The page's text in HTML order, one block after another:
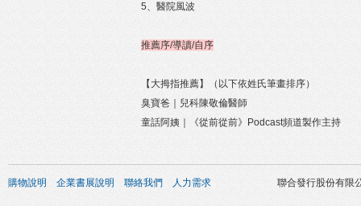
5、醫院風波
推薦序/導讀/自序
【大拇指推薦】（以下依姓氏筆畫排序）
臭寶爸｜兒科陳敬倫醫師
童話阿姨｜《從前從前》Podcast頻道製作主持
購物說明 企業書展說明 聯絡我們 人力需求 聯合發行股份有限